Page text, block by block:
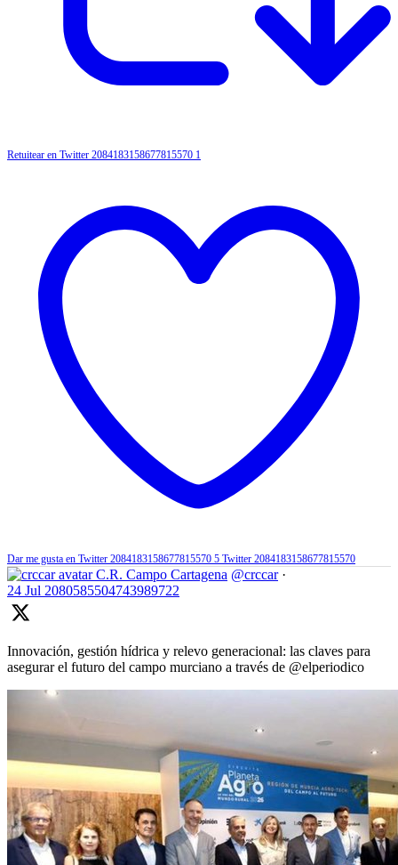
Retuitear en Twitter 2084183158677815570 1
Dar me gusta en Twitter 2084183158677815570 5 Twitter 2084183158677815570
C.R. Campo Cartagena @crccar ·
24 Jul 2080585504743989722
Innovación, gestión hídrica y relevo generacional: las claves para
asegurar el futuro del campo murciano a través de @elperiodico